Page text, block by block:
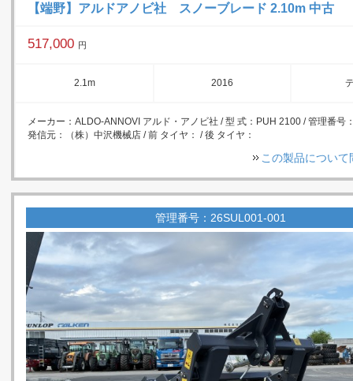
【端野】アルドアノビ社 スノーブレード 2.10m 中古
517,000 円
2.1m 2016
メーカー：ALDO-ANNOVI アルド・アノビ社 / 型 式：PUH 2100 / 管理番号
発信元：（株）中沢機械店 / 前 タイヤ： / 後 タイヤ：
この製品につい
管理番号：26SUL001-001